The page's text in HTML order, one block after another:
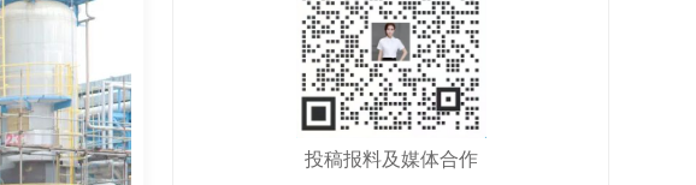
投稿报料及媒体合作